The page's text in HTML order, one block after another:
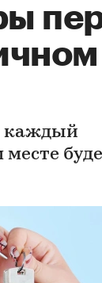
каждый